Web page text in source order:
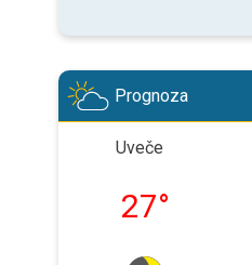
Prognoza
Uveče
27°